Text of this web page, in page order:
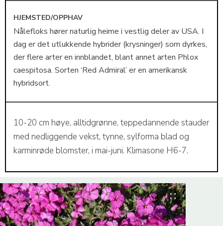
HJEMSTED/OPPHAV
Nålefloks hører naturlig heime i vestlig deler av USA. I
dag er det utlukkende hybrider (krysninger) som dyrkes,
der flere arter en innblandet, blant annet arten Phlox
caespitosa. Sorten ‘Red Admiral’ er en amerikansk
hybridsort.
10-20 cm høye, alltidgrønne, teppedannende stauder
med nedliggende vekst, tynne, sylforma blad og
karminrøde blomster, i mai-juni. Klimasone H6-7.